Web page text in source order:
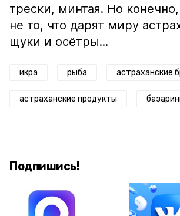
трески, минтая. Но
не то, что дарят миру
щуки и осётры...
икра рыба астраханские
астраханские продукты
Подпишись!